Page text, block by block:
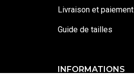
Livraison et paiement
Guide de tailles
INFORMATIONS